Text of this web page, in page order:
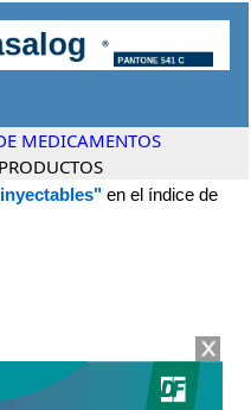
MEDICAMENTOS
PRODUCTOS
en el índice de
RIGECIN•Rigecin
BINA PHARMA
• Bina